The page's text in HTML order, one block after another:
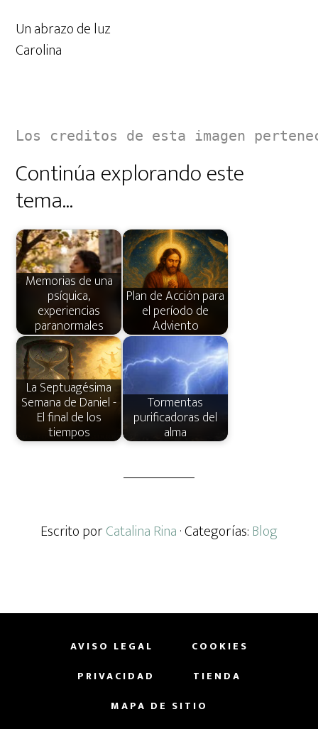
Un abrazo de luz
Carolina
Los creditos de esta imagen
Continúa explorando este
tema...
Memorias de una
psíquica,
experiencias
paranormales
Plan de Acción para
el período de
Adviento
La Septuagésima
Semana de Daniel -
El final de los
tiempos
Tormentas
purificadoras del
alma
Escrito porCatalina Rina· Categorías: Blog
AVISO LEGAL
COOKIES
PRIVACIDAD
TIENDA
MAPA DE SITIO